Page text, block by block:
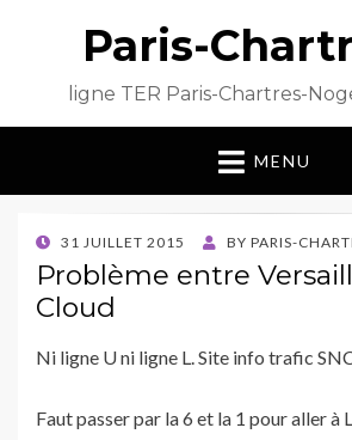
Paris-
ligne TER Paris-Chartres-
MENU
POSTED
ON
31 JUILLET 2015 BY PARIS-
Problème entre
Cloud
Ni ligne U ni ligne L. Site info trafic
Faut passer par la 6 et la 1 pour aller à